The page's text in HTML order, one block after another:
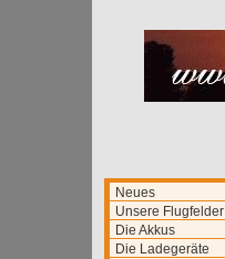
Neues
Unsere Flugfelder
Die Akkus
Die Ladegeräte